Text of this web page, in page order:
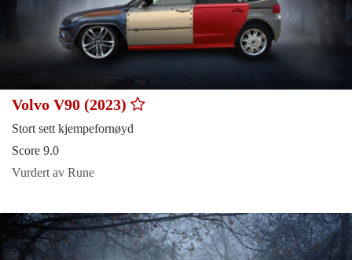
Volvo V90 (2023)
Stort sett kjempefornøyd
Score 9.0
Vurdert av Rune